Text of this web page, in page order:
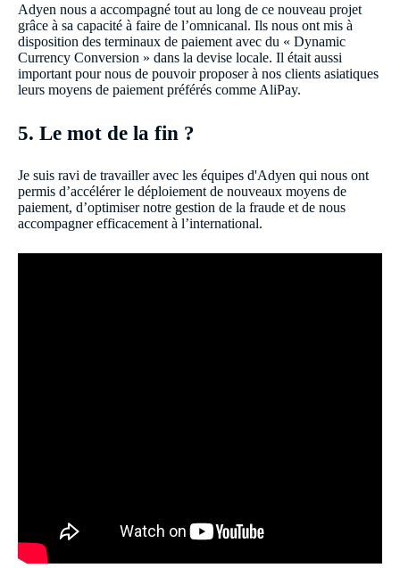
Adyen nous a accompagné tout au long de ce nouveau projet
grâce à sa capacité à faire de l’omnicanal. Ils nous ont mis à
disposition des terminaux de paiement avec du « Dynamic
Currency Conversion » dans la devise locale. Il était aussi
important pour nous de pouvoir proposer à nos clients asiatiques
leurs moyens de paiement préférés comme AliPay.
5. Le mot de la fin ?
Je suis ravi de travailler avec les équipes d'Adyen qui nous ont
permis d’accélérer le déploiement de nouveaux moyens de
paiement, d’optimiser notre gestion de la fraude et de nous
accompagner efficacement à l’international.